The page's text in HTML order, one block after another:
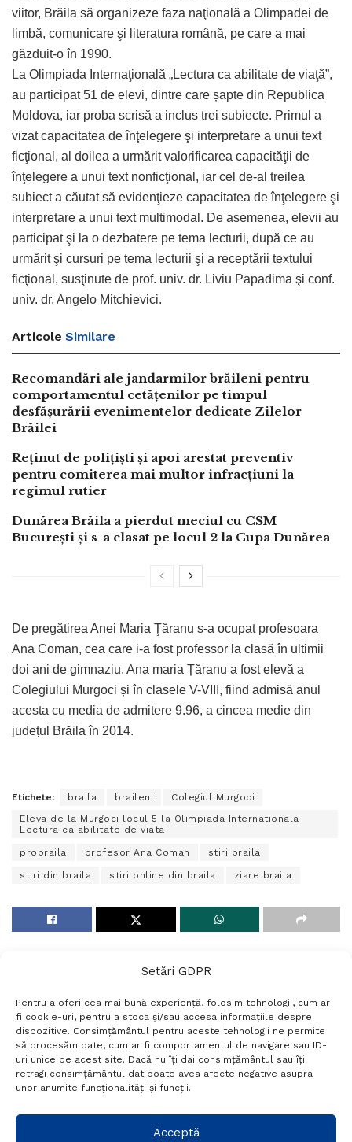
Setări GDPR
Pentru a oferi cea mai bună experiență, folosim tehnologii, cum ar
fi cookie-uri, pentru a stoca și/sau accesa informațiile despre
dispozitive. Consimțământul pentru aceste tehnologii ne permite
să procesăm date, cum ar fi comportamentul de navigare sau ID-
uri unice pe acest site. Dacă nu îți dai consimțământul sau îți
retragi consimțământul dat poate avea afecte negative asupra
unor anumite funcționalități și funcții.
Acceptă
viitor, Brăila să organizeze faza naţională a Olimpadei de
limbă, comunicare şi literatura română, pe care a mai
găzduit-o în 1990.
La Olimpiada Internaţională „Lectura ca abilitate de viaţă”,
au participat 51 de elevi, dintre care șapte din Republica
Moldova, iar proba scrisă a inclus trei subiecte. Primul a
vizat capacitatea de înţelegere şi interpretare a unui text
ficţional, al doilea a urmărit valorificarea capacităţii de
înţelegere a unui text nonficţional, iar cel de-al treilea
subiect a căutat să evidenţieze capacitatea de înţelegere şi
interpretare a unui text multimodal. De asemenea, elevii au
participat şi la o dezbatere pe tema lecturii, după ce au
urmărit şi cursuri pe tema lecturii şi a receptării textului
ficţional, susţinute de prof. univ. dr. Liviu Papadima şi conf.
univ. dr. Angelo Mitchievici.
Articole Similare
Recomandări ale jandarmilor brăileni pentru
comportamentul cetățenilor pe timpul
desfășurării evenimentelor dedicate Zilelor
Brăilei
Reținut de polițiști și apoi arestat preventiv
pentru comiterea mai multor infracțiuni la
regimul rutier
Dunărea Brăila a pierdut meciul cu CSM
București și s-a clasat pe locul 2 la Cupa Dunărea
De pregătirea Anei Maria Ţăranu s-a ocupat profesoara
Ana Coman, cea care i-a fost professor la clasă în ultimii
doi ani de gimnaziu. Ana maria Țăranu a fost elevă a
Colegiului Murgoci și în clasele V-VIII, fiind admisă anul
acesta cu media de admitere 9.96, a cincea medie din
județul Brăila în 2014.
Etichete: braila braileni
Colegiul Murgoci
Eleva de la Murgoci locul 5 la Olimpiada Internationala
Lectura ca abilitate de viata
probraila profesor Ana Coman stiri braila
stiri din braila stiri online din braila ziare braila
Termeni si conditii
Politică de confidențialitate
Politica cookies
Setări GDPR
+40 788 760 194